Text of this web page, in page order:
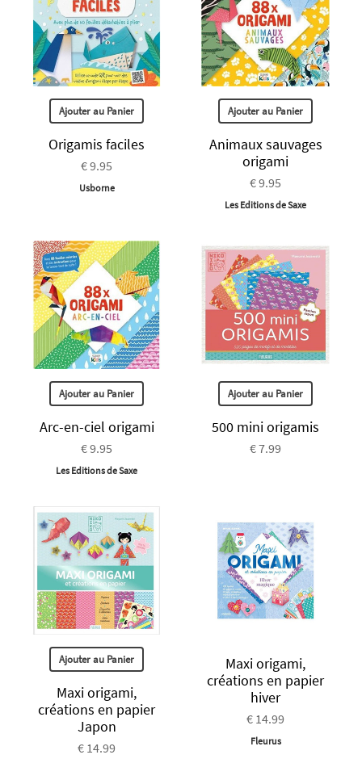
Ajouter au Panier
Origamis faciles
€ 9.95
Usborne
Ajouter au Panier
Animaux sauvages
origami
€ 9.95
Les Editions de Saxe
Ajouter au Panier
Arc-en-ciel origami
€ 9.95
Les Editions de Saxe
Ajouter au Panier
500 mini origamis
€ 7.99
Ajouter au Panier
Maxi origami,
créations en papier
Japon
€ 14.99
Maxi origami,
créations en papier
hiver
€ 14.99
Fleurus